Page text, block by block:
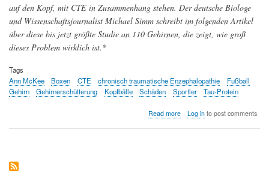
auf den Kopf, mit CTE in Zusammenhang stehen. Der deutsche Biologe
und Wissenschaftsjournalist Michael Simm schreibt im folgenden Artikel
über diese bis jetzt größte Studie an 110 Gehirnen, die zeigt, wie groß
dieses Problem wirklich ist.*
Tags
Ann McKee
Boxen CTE chronisch traumatische Enzephalopathie
Fußball
Gehirn
Gehirnerschütterung Kopfbälle Schäden Sportler Tau-Protein
Read moreabout
Log into post comments